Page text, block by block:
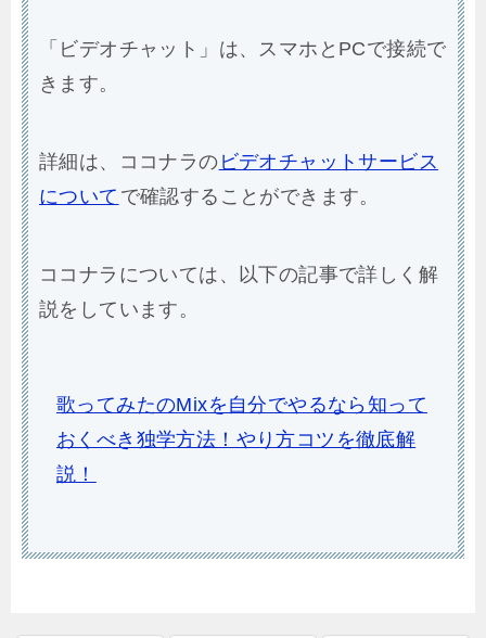
「ビデオチャット」は、スマホとPCで接続で
きます。
詳細は、ココナラの ビデオチャットサービス
について で確認することができます。
ココナラについては、以下の記事で詳しく解
説をしています。
歌ってみたのMixを自分でやるなら知って
おくべき独学方法！やり方コツを徹底解
説！